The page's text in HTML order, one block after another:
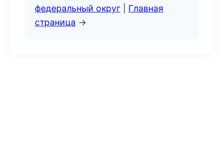
федеральный округ
Главная
страница →